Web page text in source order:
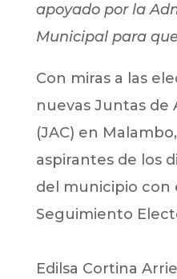
apoyado por la
Municipal para
Con miras a las
nuevas Juntas de
(JAC) en
aspirantes de los
del municipio con
Seguimiento
Edilsa Cortina